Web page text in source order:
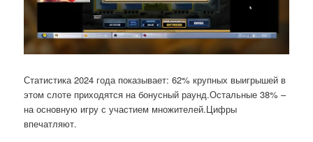
Статистика 2024 года показывает: 62% крупных выигрышей в
этом слоте приходятся на бонусный раунд.Остальные 38% –
на основную игру с участием множителей.Цифры
впечатляют.